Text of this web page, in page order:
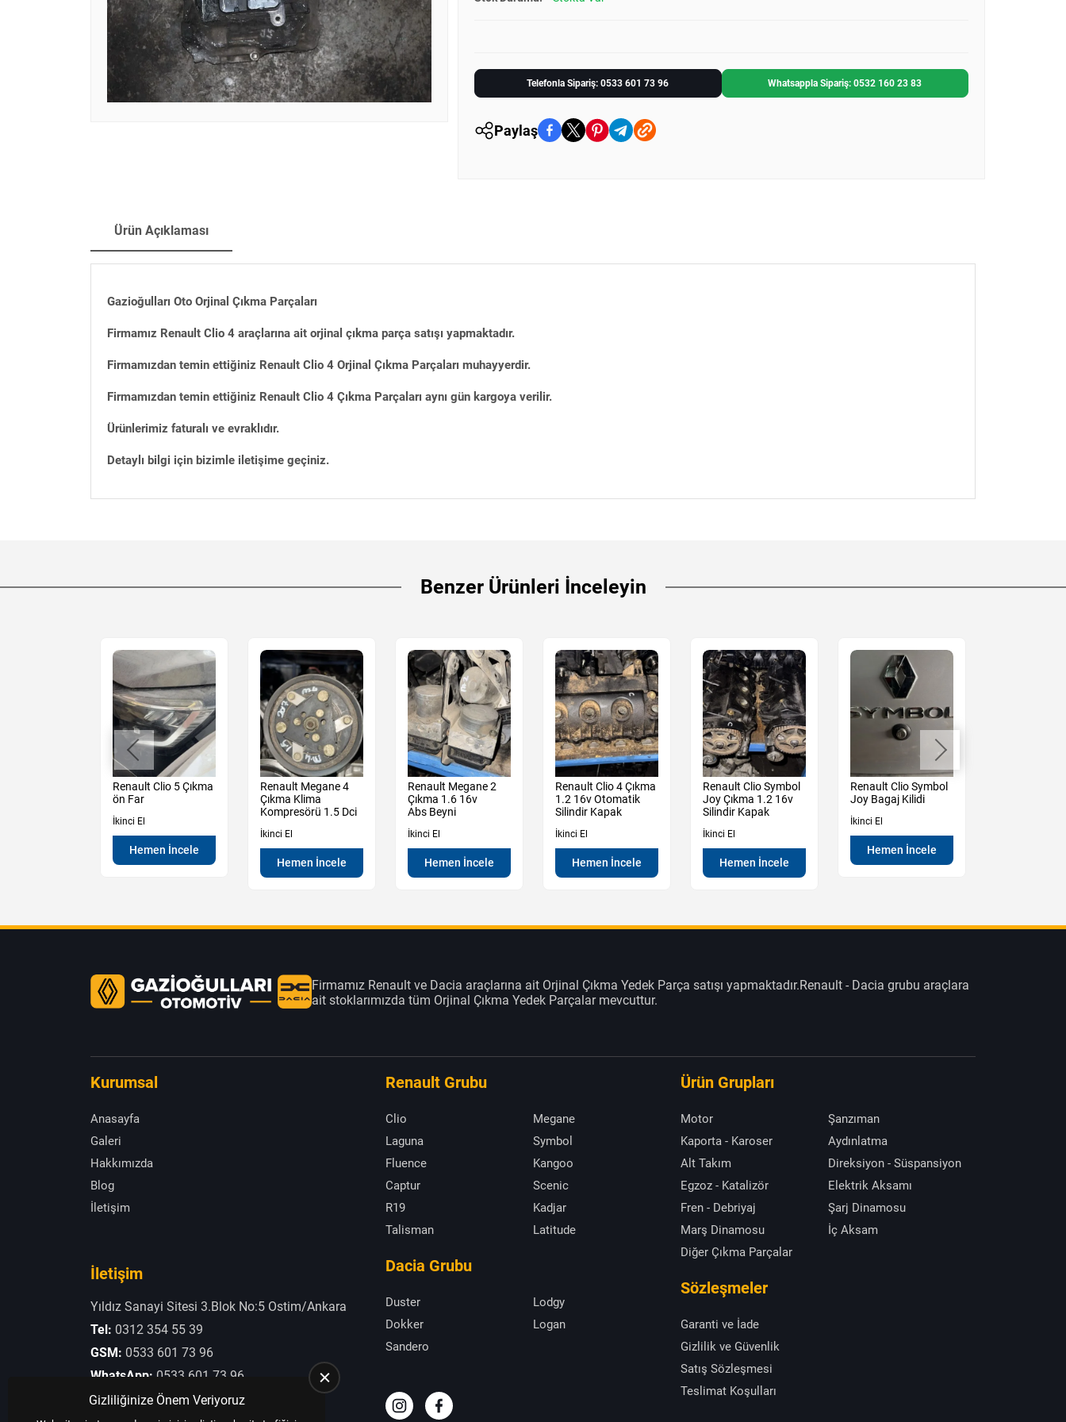
Telefonla Sipariş: 0533 601 73 96 Whatsappla Sipariş: 0532 160 23 83
Paylaş
Ürün Açıklaması
Gazioğulları Oto Orjinal Çıkma Parçaları
Firmamız Renault Clio 4 araçlarına ait orjinal çıkma parça satışı yapmaktadır.
Firmamızdan temin ettiğiniz Renault Clio 4 Orjinal Çıkma Parçaları muhayyerdir.
Firmamızdan temin ettiğiniz Renault Clio 4 Çıkma Parçaları aynı gün kargoya verilir.
Ürünlerimiz faturalı ve evraklıdır.
Detaylı bilgi için bizimle iletişime geçiniz.
Benzer Ürünleri İnceleyin
Renault Clio 5 Çıkma
ön Far
İkinci El
Hemen İncele
Renault Megane 4
Çıkma Klima
Kompresörü 1.5 Dci
İkinci El
Hemen İncele
Renault Megane 2
Çıkma 1.6 16v
Abs Beyni
İkinci El
Hemen İncele
Renault Clio 4 Çıkma
1.2 16v Otomatik
Silindir Kapak
İkinci El
Hemen İncele
Renault Clio Symbol
Joy Çıkma 1.2 16v
Silindir Kapak
İkinci El
Hemen İncele
Renault Clio Symbol
Joy Bagaj Kilidi
İkinci El
Hemen İncele
Firmamız Renault ve Dacia araçlarına ait Orjinal Çıkma Yedek Parça satışı yapmaktadır.Renault - Dacia grubu araçlara
ait stoklarımızda tüm Orjinal Çıkma Yedek Parçalar mevcuttur.
Kurumsal
Anasayfa
Galeri
Hakkımızda
Blog
İletişim
İletişim
Yıldız Sanayi Sitesi 3.Blok No:5 Ostim/Ankara
Tel: 0312 354 55 39
GSM: 0533 601 73 96
WhatsApp: 0533 601 73 96
E-Posta:otogaziogullari@hotmail.com
Renault Grubu
Clio
Megane
Laguna
Symbol
Fluence
Kangoo
Captur
Scenic
R19
Kadjar
Talisman
Latitude
Dacia Grubu
Duster
Lodgy
Dokker
Logan
Sandero
Ürün Grupları
Motor
Şanzıman
Kaporta - Karoser
Aydınlatma
Alt Takım
Direksiyon - Süspansiyon
Egzoz - Katalizör
Elektrik Aksamı
Fren - Debriyaj
Şarj Dinamosu
Marş Dinamosu
İç Aksam
Diğer Çıkma Parçalar
Sözleşmeler
Garanti ve İade
Gizlilik ve Güvenlik
Satış Sözleşmesi
Teslimat Koşulları
Gizliliğinize Önem Veriyoruz